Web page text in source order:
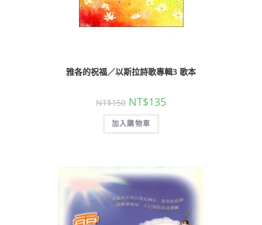
雅各的祝福／以斯拉詩歌專輯3 歌本
NT$150 NT$135
加入購物車